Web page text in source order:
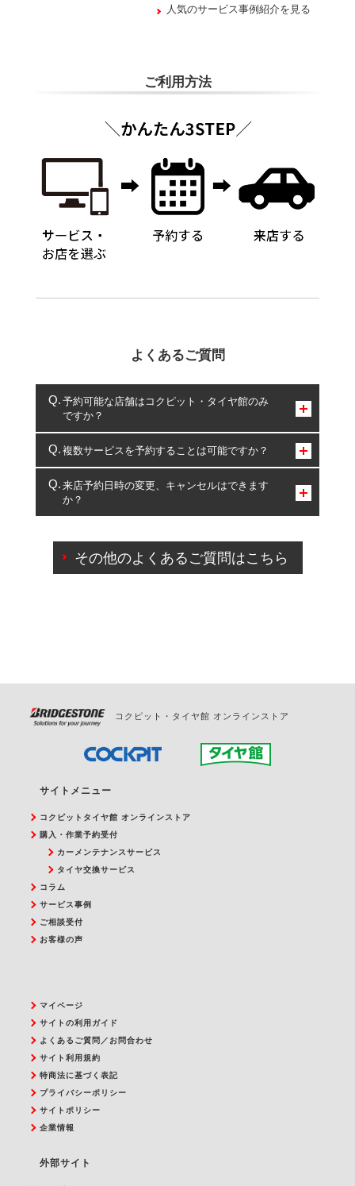
人気のサービス事例紹介を見る
ご利用方法
よくあるご質問
予約可能な店舗はコクピット・タイヤ館のみ
ですか？
コクピット・タイヤ館のみとなります。
複数サービスを予約することは可能ですか？
複数サービスのご予約は可能です。
一部の商品・サービスの組み合わせに限り、同時にご予約が
出来ないものもございます。
来店予約日時の変更、キャンセルはできます
か？
ご来店予約日の3営業日前を過ぎている場合のご予約
の日時変更につきましては、直接ご予約の店舗まで
その他のよくあるご質問はこちら
コクピット・タイヤ館 オンラインストア
サイトメニュー
コクピットタイヤ館 オンラインストア
購入・作業予約受付
カーメンテナンスサービス
タイヤ交換サービス
コラム
サービス事例
ご相談受付
お客様の声
マイページ
サイトの利用ガイド
よくあるご質問／お問合わせ
サイト利用規約
特商法に基づく表記
プライバシーポリシー
サイトポリシー
企業情報
外部サイト